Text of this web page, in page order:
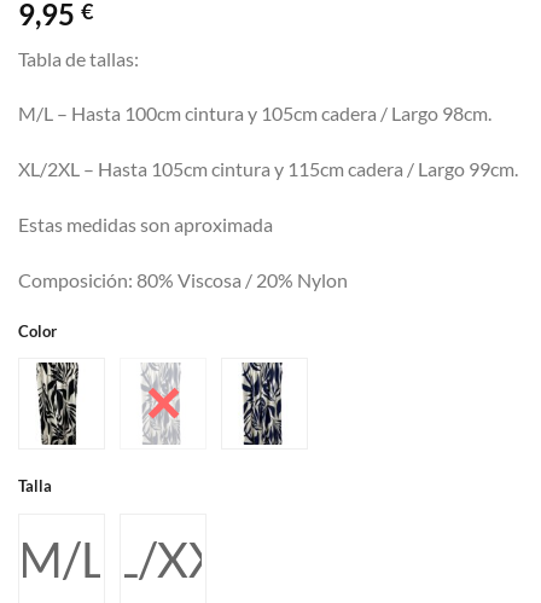
9,95 €
Tabla de tallas:
M/L – Hasta 100cm cintura y 105cm cadera / Largo 98cm.
XL/2XL – Hasta 105cm cintura y 115cm cadera / Largo 99cm.
Estas medidas son aproximada
Composición: 80% Viscosa / 20% Nylon
Color
Talla
M/LXL/XXL